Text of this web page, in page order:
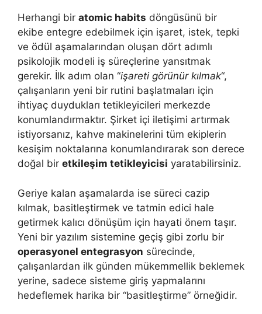
Herhangi bir atomic habits döngüsünü bir
ekibe entegre edebilmek için işaret, istek, tepki
ve ödül aşamalarından oluşan dört adımlı
psikolojik modeli iş süreçlerine yansıtmak
gerekir. İlk adım olan “işareti görünür kılmak“,
çalışanların yeni bir rutini başlatmaları için
ihtiyaç duydukları tetikleyicileri merkezde
konumlandırmaktır. Şirket içi iletişimi artırmak
istiyorsanız, kahve makinelerini tüm ekiplerin
kesişim noktalarına konumlandırarak son derece
doğal bir etkileşim tetikleyicisi yaratabilirsiniz.
Geriye kalan aşamalarda ise süreci cazip
kılmak, basitleştirmek ve tatmin edici hale
getirmek kalıcı dönüşüm için hayati önem taşır.
Yeni bir yazılım sistemine geçiş gibi zorlu bir
operasyonel entegrasyon sürecinde,
çalışanlardan ilk günden mükemmellik beklemek
yerine, sadece sisteme giriş yapmalarını
hedeflemek harika bir “basitleştirme” örneğidir.